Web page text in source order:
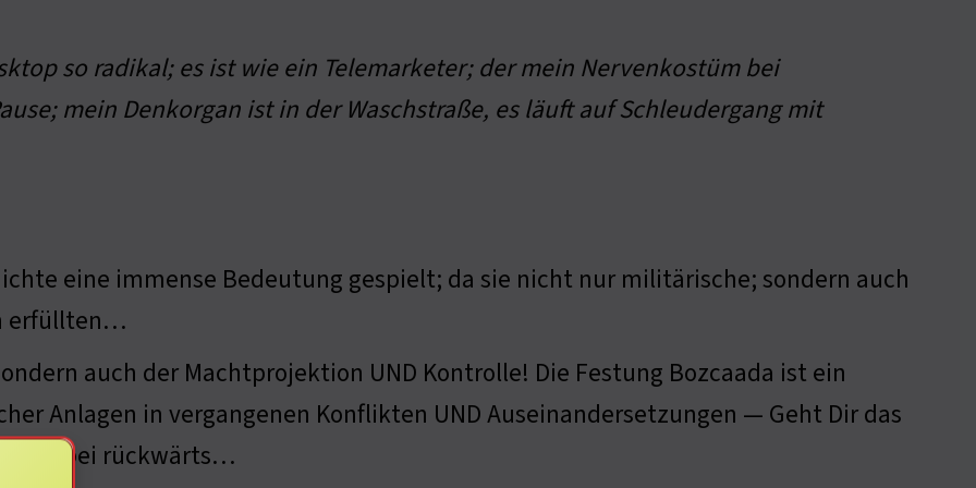
so radikal; es ist wie ein Telemarketer; der mein Nervenkostüm bei
mein Denkorgan ist in der Waschstraße, es läuft auf Schleudergang mit
eine immense Bedeutung gespielt; da sie nicht nur militärische; sondern auch
erfüllten…
auch der Machtprojektion UND Kontrolle! Die Festung Bozcaada ist ein
Anlagen in vergangenen Konflikten UND Auseinandersetzungen — Geht Dir das
dabei rückwärts…